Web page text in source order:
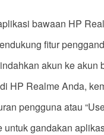
bawaan HP
fitur
akun ke akun
HP Realme Anda,
pengguna atau
untuk gandakan